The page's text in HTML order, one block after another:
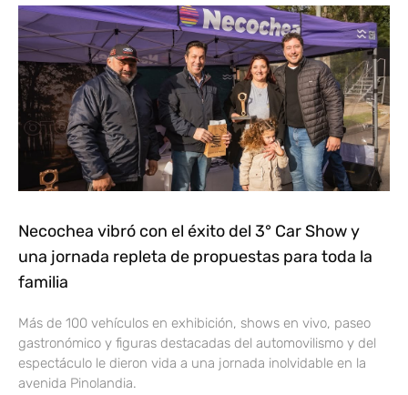
Necochea vibró con el éxito del 3° Car Show y
una jornada repleta de propuestas para toda la
familia
Más de 100 vehículos en exhibición, shows en vivo, paseo
gastronómico y figuras destacadas del automovilismo y del
espectáculo le dieron vida a una jornada inolvidable en la
avenida Pinolandia.